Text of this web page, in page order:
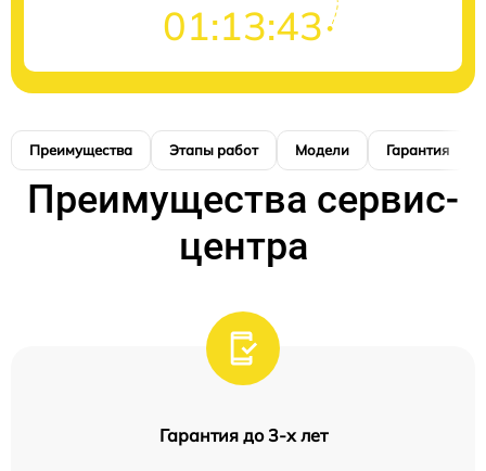
01:13:42
Преимущества Этапы работ Модели Гарантия
Преимущества сервис-
центра
Гарантия до 3-х лет